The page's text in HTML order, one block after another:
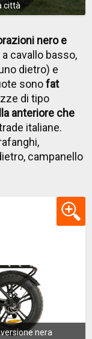
città
nero e
cavallo basso,
dietro) e
sonofat
di tipo
anteriore che
italiane.
campanello
nera